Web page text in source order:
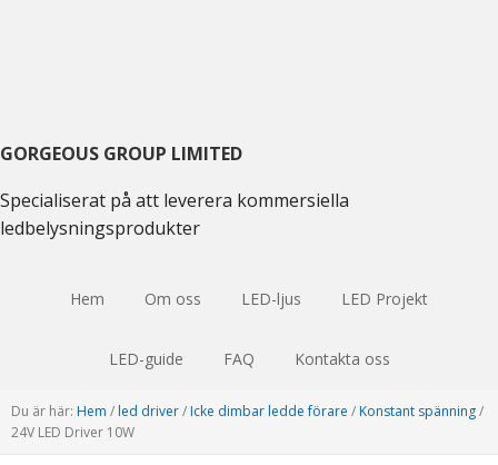
GORGEOUS GROUP LIMITED
Specialiserat på att leverera kommersiella
ledbelysningsprodukter
Hem Om oss LED-ljus LED Projekt
LED-guide FAQ Kontakta oss
Du är här: Hem / led driver/ Icke dimbar ledde förare / Konstant spänning/
24V LED Driver 10W